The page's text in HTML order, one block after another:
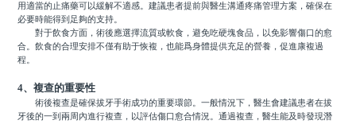
用適當的止痛藥可以緩解不適感。建議患者提前與醫生溝通疼痛管理方案，確保在
必要時能得到足夠的支持。
對于飲食方面，術後應選擇流質或軟食，避免吃硬塊食品，以免影響傷口的愈
合。飲食的合理安排不僅有助于恢複，也能爲身體提供充足的營養，促進康複過
程。
4、複查的重要性
術後複查是確保拔牙手術成功的重要環節。一般情況下，醫生會建議患者在拔
牙後的一到兩周內進行複查，以評估傷口愈合情況。通過複查，醫生能及時發現潛